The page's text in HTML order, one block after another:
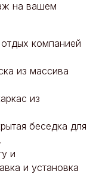
на вашем
компанией
из массива
из
беседка для
и
и установка